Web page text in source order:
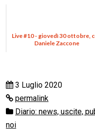
Live #10 - giovedì 30 ottobre,
Daniele Zaccone
3 Luglio 2020
permalink
Diario: news, uscite,
noi